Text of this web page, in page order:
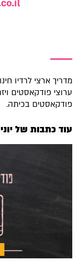
מדריך ארצי לרדיו
פודקאסטים בכיתה.
עוד כתבות של